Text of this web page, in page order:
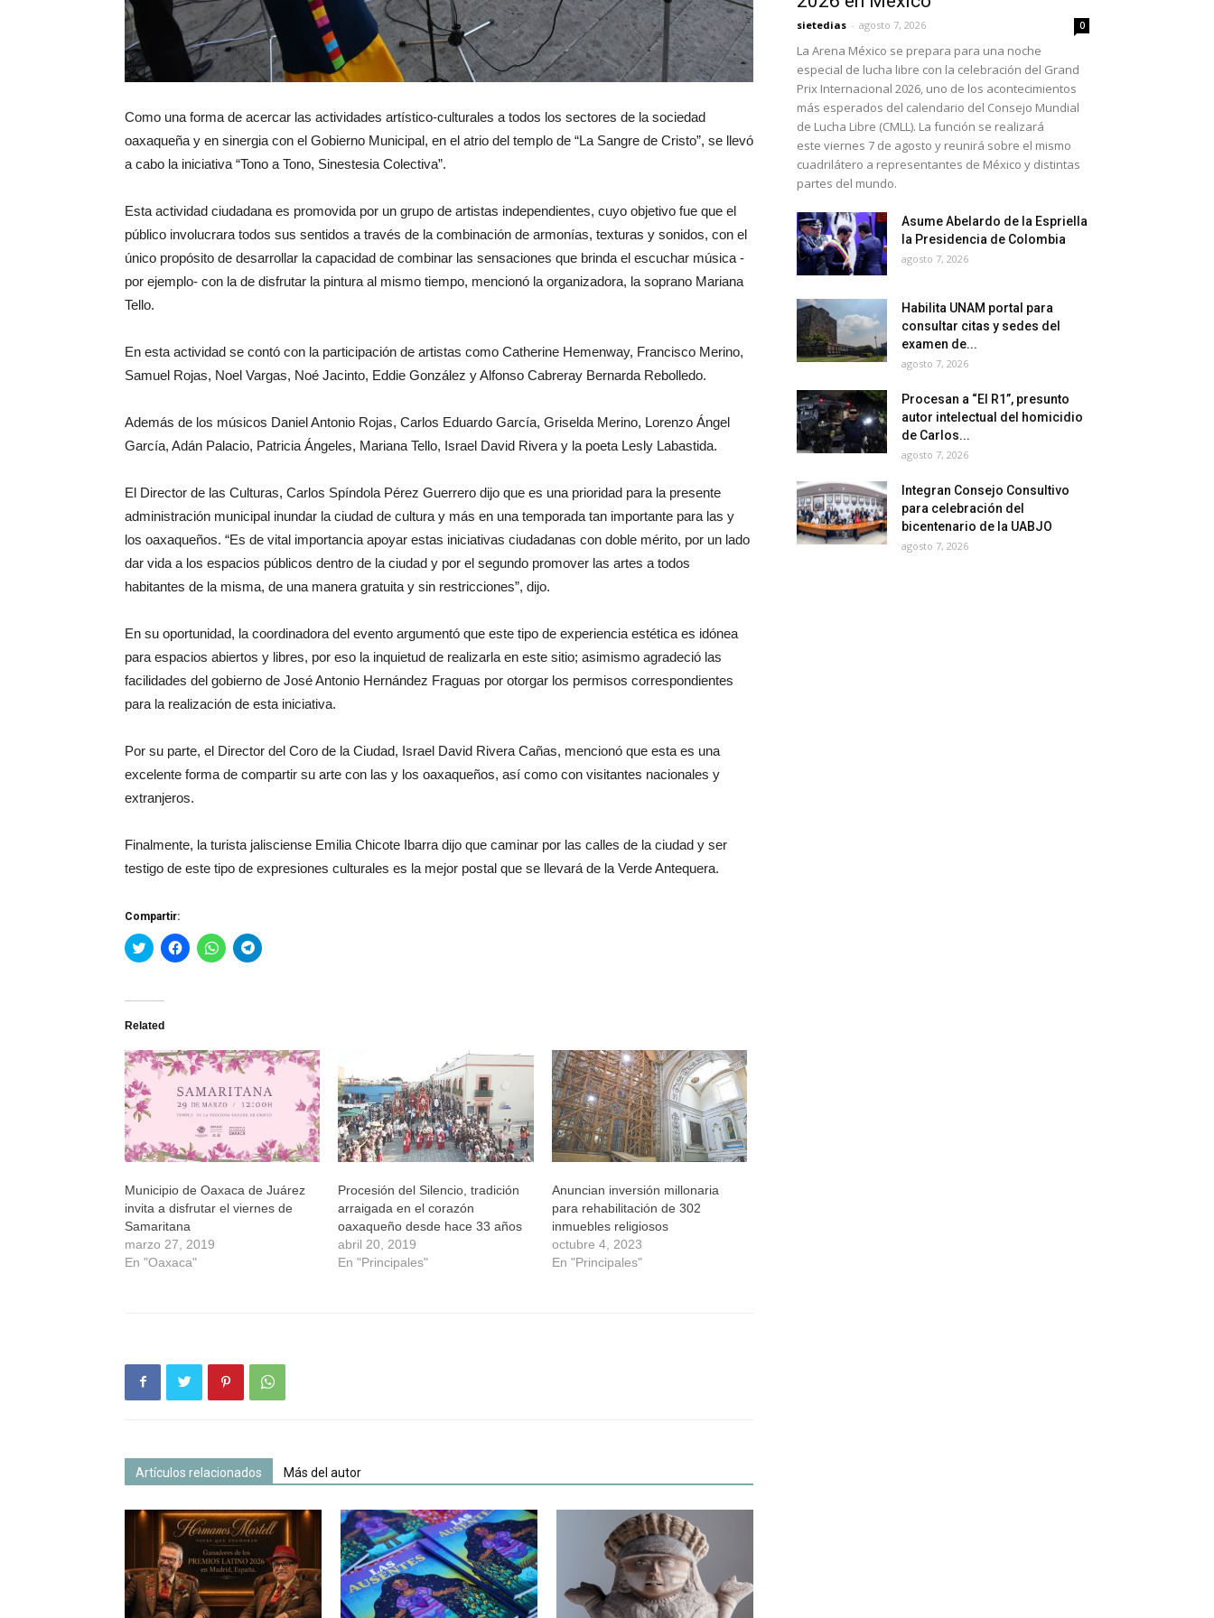
Como una forma de acercar las actividades artístico-culturales a todos los sectores de la sociedad
oaxaqueña y en sinergia con el Gobierno Municipal, en el atrio del templo de “La Sangre de Cristo”, se llevó
a cabo la iniciativa “Tono a Tono, Sinestesia Colectiva”.
Esta actividad ciudadana es promovida por un grupo de artistas independientes, cuyo objetivo fue que el
público involucrara todos sus sentidos a través de la combinación de armonías, texturas y sonidos, con el
único propósito de desarrollar la capacidad de combinar las sensaciones que brinda el escuchar música -
por ejemplo- con la de disfrutar la pintura al mismo tiempo, mencionó la organizadora, la soprano Mariana
Tello.
En esta actividad se contó con la participación de artistas como Catherine Hemenway, Francisco Merino,
Samuel Rojas, Noel Vargas, Noé Jacinto, Eddie González y Alfonso Cabreray Bernarda Rebolledo.
Además de los músicos Daniel Antonio Rojas, Carlos Eduardo García, Griselda Merino, Lorenzo Ángel
García, Adán Palacio, Patricia Ángeles, Mariana Tello, Israel David Rivera y la poeta Lesly Labastida.
El Director de las Culturas, Carlos Spíndola Pérez Guerrero dijo que es una prioridad para la presente
administración municipal inundar la ciudad de cultura y más en una temporada tan importante para las y
los oaxaqueños. “Es de vital importancia apoyar estas iniciativas ciudadanas con doble mérito, por un lado
dar vida a los espacios públicos dentro de la ciudad y por el segundo promover las artes a todos
habitantes de la misma, de una manera gratuita y sin restricciones”, dijo.
En su oportunidad, la coordinadora del evento argumentó que este tipo de experiencia estética es idónea
para espacios abiertos y libres, por eso la inquietud de realizarla en este sitio; asimismo agradeció las
facilidades del gobierno de José Antonio Hernández Fraguas por otorgar los permisos correspondientes
para la realización de esta iniciativa.
Por su parte, el Director del Coro de la Ciudad, Israel David Rivera Cañas, mencionó que esta es una
excelente forma de compartir su arte con las y los oaxaqueños, así como con visitantes nacionales y
extranjeros.
Finalmente, la turista jalisciense Emilia Chicote Ibarra dijo que caminar por las calles de la ciudad y ser
testigo de este tipo de expresiones culturales es la mejor postal que se llevará de la Verde Antequera.
Compartir:
Haz
clic
Twitter
abre
una
ventana
nueva)
Haz
clic
una
ventana
nueva)
Haz
clic
una
ventana
nueva)
Haz
clic
una
ventana
nueva)
Related
Municipio de Oaxaca de Juárez
invita a disfrutar el viernes de
Samaritana
marzo 27, 2019
En "Oaxaca"
Procesión del Silencio, tradición
arraigada en el corazón
oaxaqueño desde hace 33 años
abril 20, 2019
En "Principales"
Anuncian inversión millonaria
para rehabilitación de 302
inmuebles religiosos
octubre 4, 2023
En "Principales"
Artículos relacionados Más del autor
sietedias - agosto 7, 2026 0
La Arena México se prepara para una noche
especial de lucha libre con la celebración del Grand
Prix Internacional 2026, uno de los acontecimientos
más esperados del calendario del Consejo Mundial
de Lucha Libre (CMLL). La función se realizará
este viernes 7 de agosto y reunirá sobre el mismo
cuadrilátero a representantes de México y distintas
partes del mundo.
Asume Abelardo de la Espriella
la Presidencia de Colombia
agosto 7, 2026
Habilita UNAM portal para
consultar citas y sedes del
examen de...
agosto 7, 2026
Procesan a “El R1”, presunto
autor intelectual del homicidio
de Carlos...
agosto 7, 2026
Integran Consejo Consultivo
para celebración del
bicentenario de la UABJO
agosto 7, 2026